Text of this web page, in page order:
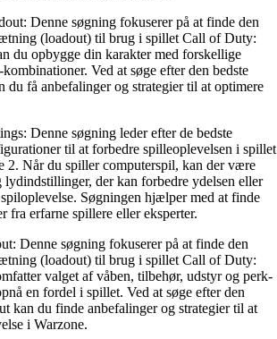
Denne søgning fokuserer på at finde den
(loadout) til brug i spillet Call of Duty:
du opbygge din karakter med forskellige
Ved at søge efter den bedste
du få anbefalinger og strategier til at optimere
Denne søgning leder efter de bedste
til at forbedre spilleoplevelsen i spillet
2. Når du spiller computerspil, kan der være
der kan forbedre ydelsen eller
Søgningen hjælper med at finde
fra erfarne spillere eller eksperter.
Denne søgning fokuserer på at finde den
(loadout) til brug i spillet Call of Duty:
valget af våben, tilbehør, udstyr og perk-
en fordel i spillet. Ved at søge efter den
kan du finde anbefalinger og strategier til at
i Warzone.